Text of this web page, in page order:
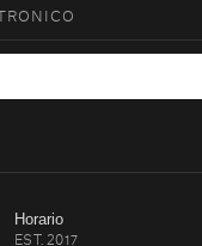
Horario
EST. 2017